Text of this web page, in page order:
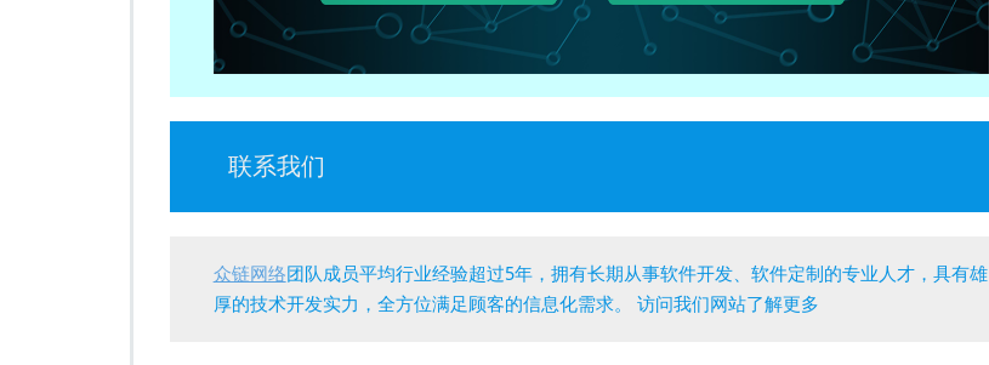
联系我们
众链网络团队成员平均行业经验超过5年，拥有长期从事软件开发、软件定制的专业人才，具有雄
厚的技术开发实力，全方位满足顾客的信息化需求。 访问我们网站了解更多